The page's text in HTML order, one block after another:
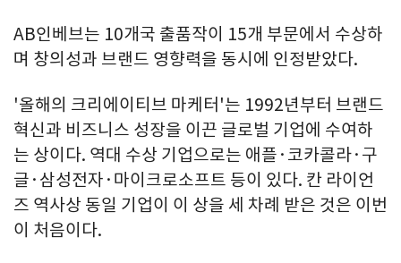
AB인베브는 10개국 출품작이 15개 부문에서 수상하
며 창의성과 브랜드 영향력을 동시에 인정받았다.
'올해의 크리에이티브 마케터'는 1992년부터 브랜드
혁신과 비즈니스 성장을 이끈 글로벌 기업에 수여하
는 상이다. 역대 수상 기업으로는 애플·코카콜라·구
글·삼성전자·마이크로소프트 등이 있다. 칸 라이언
즈 역사상 동일 기업이 이 상을 세 차례 받은 것은 이번
이 처음이다.